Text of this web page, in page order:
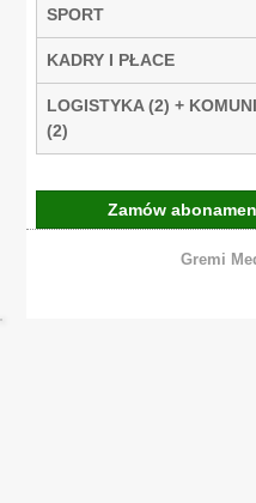
SPORT
KADRY I PŁACE
LOGISTYKA (2) +
(2)
Zamów
Gremi